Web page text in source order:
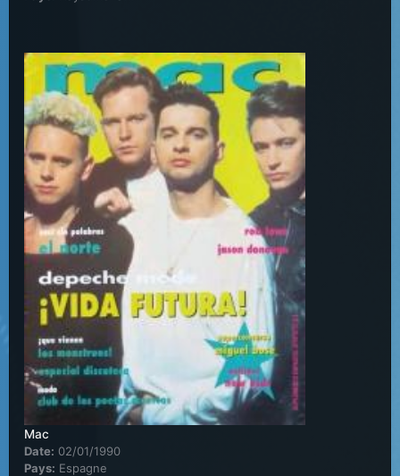
Mac
Date: 02/01/1990
Pays: Espagne